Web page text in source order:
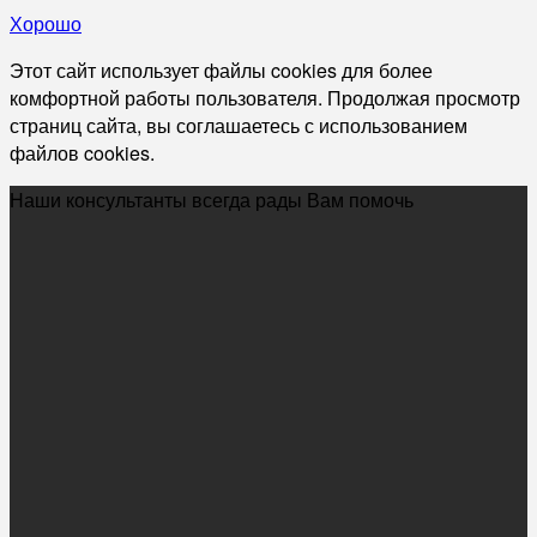
Хорошо
Этот сайт использует файлы cookies для более
комфортной работы пользователя. Продолжая просмотр
страниц сайта, вы соглашаетесь с использованием
файлов cookies.
Наши консультанты всегда рады Вам помочь